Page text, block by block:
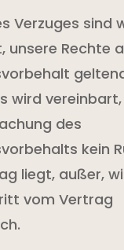
Verzuges sind
unsere Rechte
wird
des
kein
liegt, außer,
vom Vertrag